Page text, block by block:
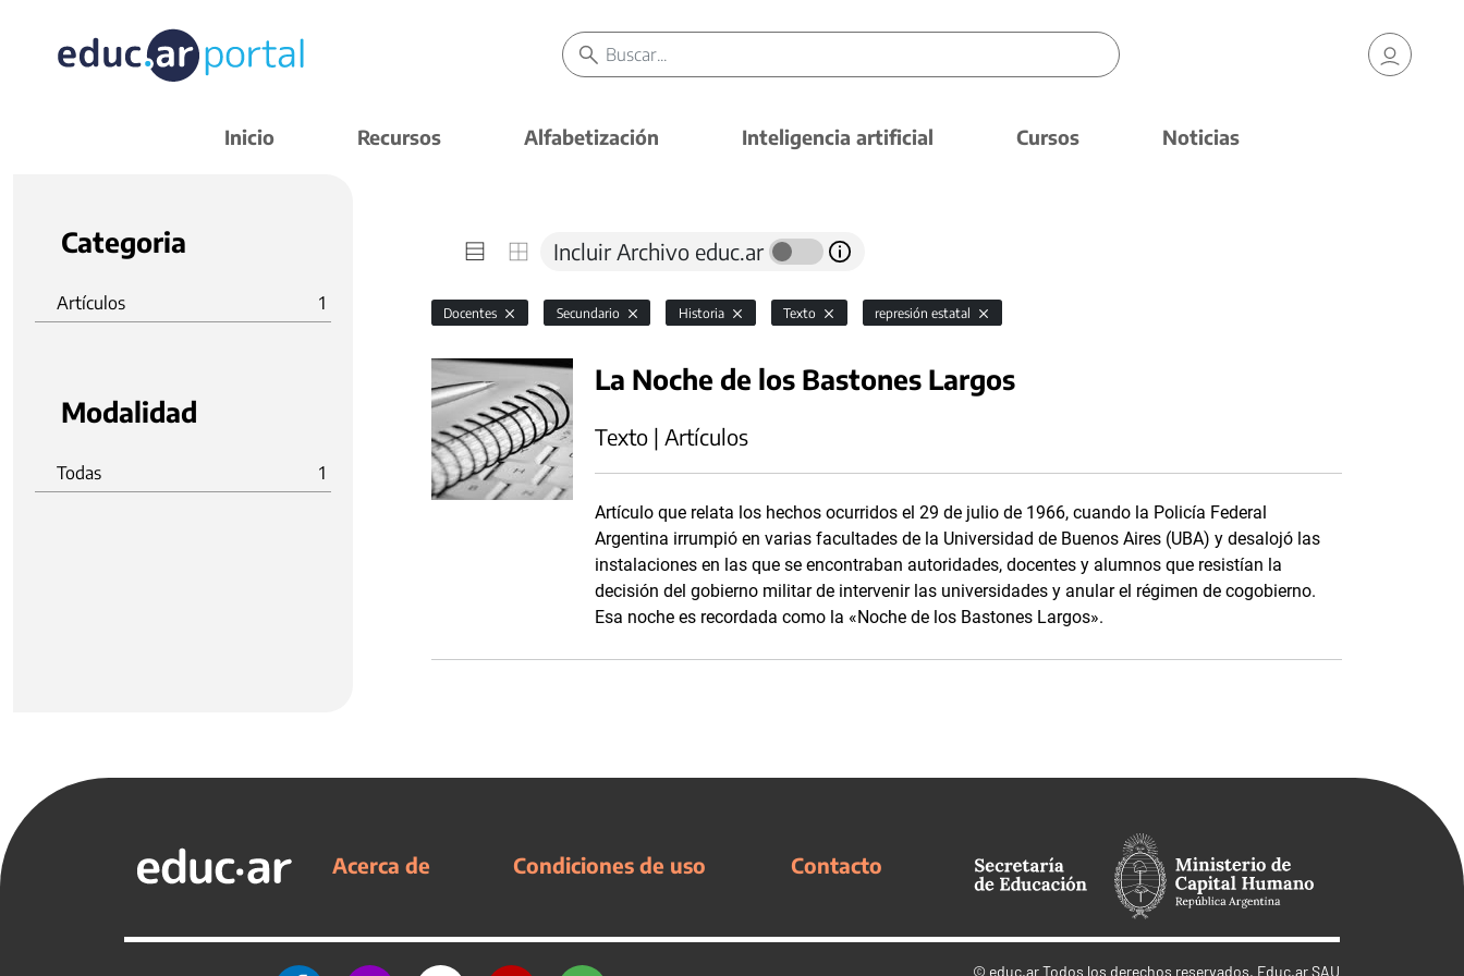
Inicio Recursos Alfabetización Inteligencia artificial Cursos Noticias
Categoria
Artículos 1
Modalidad
Todas 1
Incluir Archivo educ.ar
Docentes Secundario Historia Texto represión estatal
La Noche de los Bastones Largos
Texto | Artículos
Artículo que relata los hechos ocurridos el 29 de julio de 1966, cuando la Policía Federal
Argentina irrumpió en varias facultades de la Universidad de Buenos Aires (UBA) y desalojó las
instalaciones en las que se encontraban autoridades, docentes y alumnos que resistían la
decisión del gobierno militar de intervenir las universidades y anular el régimen de cogobierno.
Esa noche es recordada como la «Noche de los Bastones Largos».
Acerca de Condiciones de uso Contacto
© educ.arTodos los derechos reservados. Educ.ar SAU